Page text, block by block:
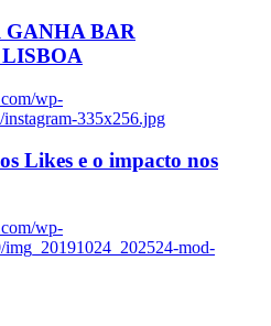
BAR
wp-
335x256.jpg
Likes e o impacto nos
wp-
img_20191024_202524-mod-